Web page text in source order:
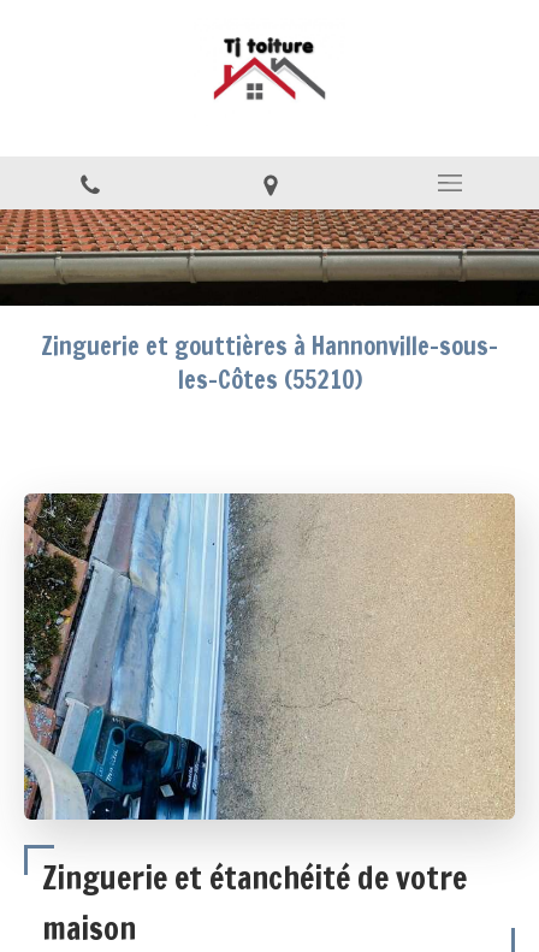
Zinguerie et gouttières à Hannonville-sous-
les-Côtes (55210)
Zinguerie et étanchéité de votre
maison